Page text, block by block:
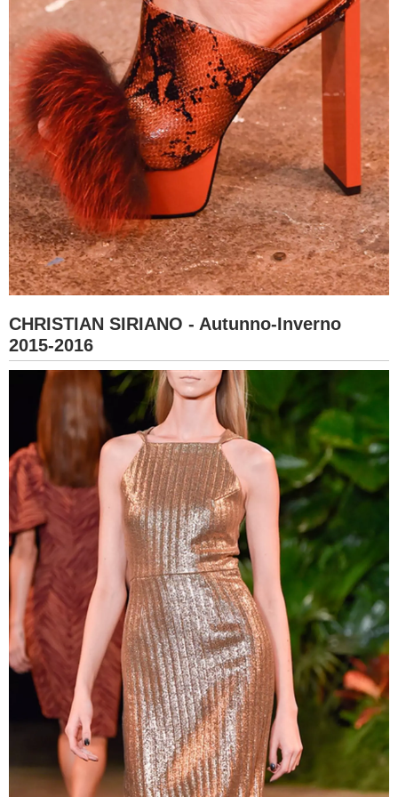
CHRISTIAN SIRIANO - Autunno-Inverno
2015-2016